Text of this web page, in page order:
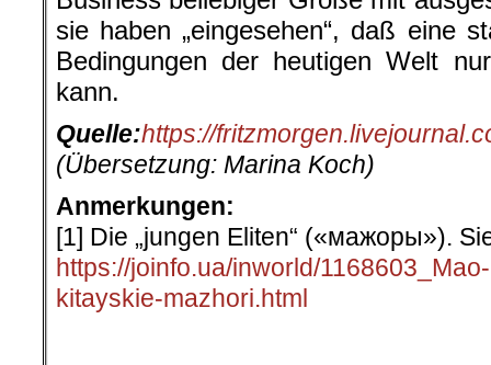
sie haben „eingesehen“, daß eine
Bedingungen der heutigen Welt
kann.
Quelle:https://
(Übersetzung: Marina Koch)
Anmerkungen:
[1] Die „jungen Eliten“ («мажоры»).
https://joinfo.ua/inworld/
kitayskie-mazhori.html